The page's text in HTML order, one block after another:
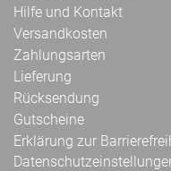
Hilfe und Kontakt
Versandkosten
Zahlungsarten
Lieferung
Rücksendung
Gutscheine
Erklärung zur